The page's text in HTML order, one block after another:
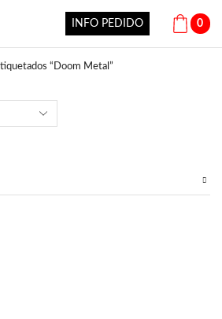
INFO PEDIDO 0
“Doom Metal”